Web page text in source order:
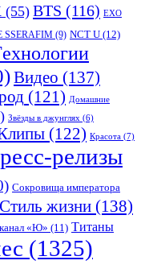
(55) BTS (116) EXO
SSERAFIM (9) NCT U (12)
Видео (137)
(121) Домашние
Звёзды в джунглях (6)
(122) Красота (7)
релизы
Сокровища императора
Стиль жизни (138)
«Ю» (11) Титаны
(1325)